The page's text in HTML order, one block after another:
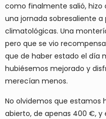
como finalmente salió, hizo
una jornada sobresaliente a
climatológicas. Una
pero que se vio
que de haber estado el día
hubiésemos mejorado y
merecían menos.
No olvidemos que estamos
abierto, de apenas 400 €,